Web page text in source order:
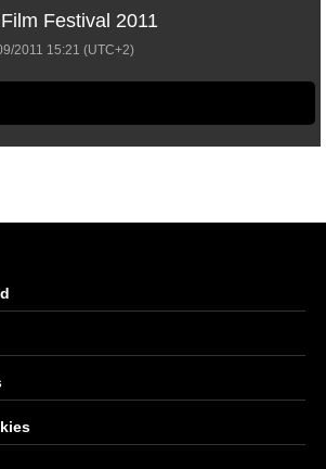
Festival 2011
2011 15:21 (UTC+2)